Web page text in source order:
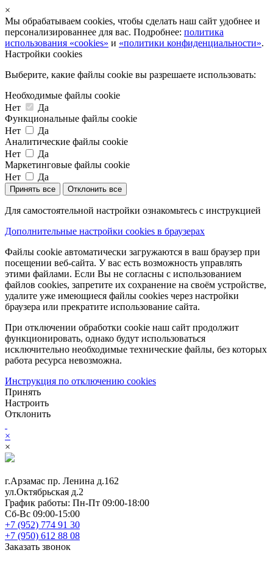
×
Мы обрабатываем cookies, чтобы сделать наш сайт удобнее и
персонализированнее для вас. Подробнее: политика
использования «cookies» и «политики конфиденциальности».
Настройки cookies
Выберите, какие файлы cookie вы разрешаете использовать:
Необходимые файлы cookie
Нет
Да
Функциональные файлы cookie
Нет
Да
Аналитические файлы cookie
Нет
Да
Маркетинговые файлы cookie
Нет
Да
Принять все Отклонить все
Для самостоятельной настройки ознакомьтесь с инструкцией
Дополнительные настройки cookies в браузерах
Файлы cookie автоматически загружаются в ваш браузер при
посещении веб-сайта. У вас есть возможность управлять
этими файлами. Если Вы не согласны с использованием
файлов cookies, запретите их сохранение на своём устройстве,
удалите уже имеющиеся файлы cookies через настройки
браузера или прекратите использование сайта.
При отключении обработки cookie наш сайт продолжит
функционировать, однако будут использоваться
исключительно необходимые технические файлы, без которых
работа ресурса невозможна.
Инструкция по отключению cookies
Принять
Настроить
Отклонить
×
×
г.Арзамас пр. Ленина д.162
ул.Октябрьская д.2
График работы: Пн-Пт 09:00-18:00
Сб-Вс 09:00-15:00
+7 (952) 774 91 30
+7 (950) 612 88 08
Заказать звонок